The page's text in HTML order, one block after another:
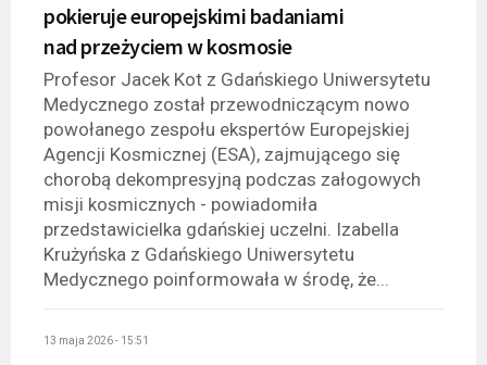
pokieruje europejskimi badaniami
nad przeżyciem w kosmosie
Profesor Jacek Kot z Gdańskiego Uniwersytetu
Medycznego został przewodniczącym nowo
powołanego zespołu ekspertów Europejskiej
Agencji Kosmicznej (ESA), zajmującego się
chorobą dekompresyjną podczas załogowych
misji kosmicznych - powiadomiła
przedstawicielka gdańskiej uczelni. Izabella
Krużyńska z Gdańskiego Uniwersytetu
Medycznego poinformowała w środę, że...
13 maja 2026 - 15:51